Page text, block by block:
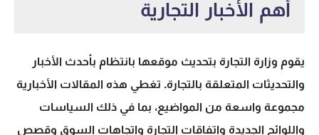
أهم الأخبار التجارية
يقوم وزارة التجارة بتحديث موقعها بانتظام بأحدث الأخبار
والتحديثات المتعلقة بالتجارة. تغطي هذه المقالات الأخبارية
مجموعة واسعة من المواضيع، بما في ذلك السياسات
واللوائح الجديدة واتفاقات التجارة واتجاهات السوق وقصص